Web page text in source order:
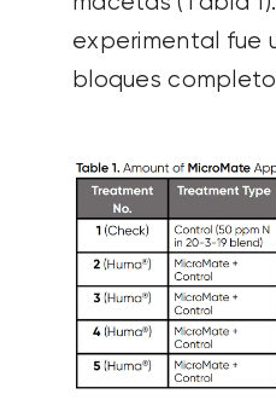
experimental fue
bloques